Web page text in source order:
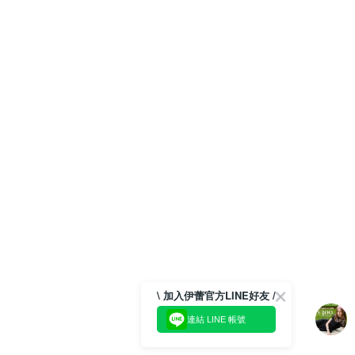
\ 加入伊蕾官方LINE好友 /
連結 LINE 帳號